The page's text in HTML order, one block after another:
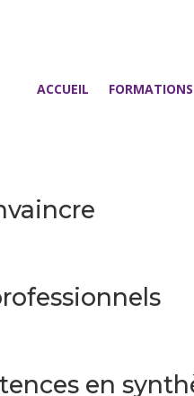
ACCUEIL FORMATIONS
en